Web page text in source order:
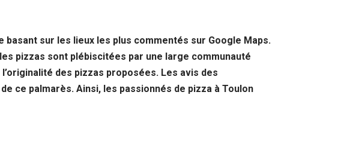
sur les lieux les plus commentés sur Google Maps.
pizzas sont plébiscitées par une large communauté
des pizzas proposées. Les avis des
ce palmarès. Ainsi, les passionnés de pizza à Toulon